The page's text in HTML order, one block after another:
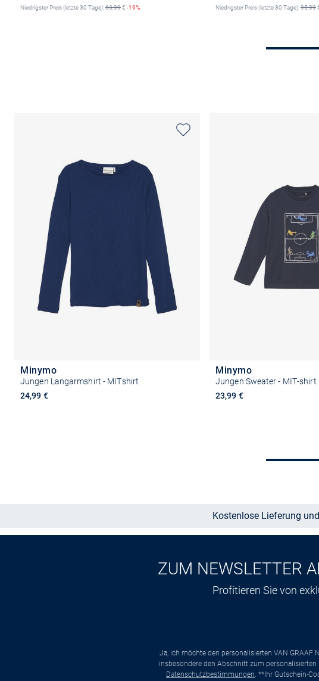
Niedrigster Preis (letzte 30 Tage):63,99€ -19% Niedrigster Preis (letzte 30 Tage):95,99
Minymo
Jungen Langarmshirt - MITshirt
24,99 €
Minymo
Jungen Sweater - MIT-shirt
23,99 €
Größe
Kostenlose Lieferung
ZUM NEWSLETTER
Profitieren Sie von
Ja, ich möchte den personalisierten VAN GRAAF
insbesondere den Abschnitt zum
Datenschutzbestimmungen . **Ihr Gutschein-